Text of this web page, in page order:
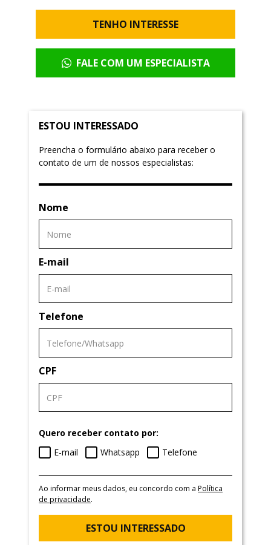
TENHO INTERESSE
FALE COM UM ESPECIALISTA
ESTOU INTERESSADO
Preencha o formulário abaixo para receber o
contato de um de nossos especialistas:
Nome
E-mail
Telefone
CPF
Quero receber contato por:
E-mail
Whatsapp Telefone
Ao informar meus dados, eu concordo com a Política
de privacidade.
ESTOU INTERESSADO